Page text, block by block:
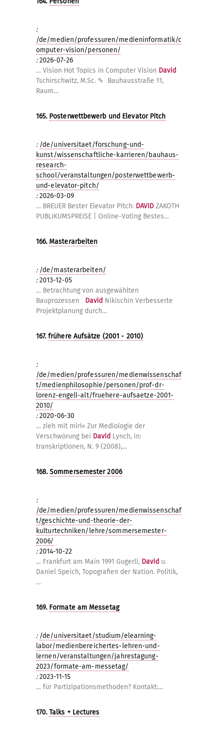
:
/de/medien/professuren/medieninformatik/c
omputer-vision/personen/
:2026-07-26
… Vision Hot Topics in Computer Vision David
Tschirschwitz, M.Sc. ✎ Bauhausstraße 11,
Raum…
165. Posterwettbewerb und Elevator Pitch
: /de/universitaet/forschung-und-
kunst/wissenschaftliche-karrieren/bauhaus-
research-
school/veranstaltungen/posterwettbewerb-
und-elevator-pitch/
:2026-03-09
… BREUER Bester Elevator Pitch: DAVID ZAKOTH
PUBLIKUMSPREISE | Online-Voting Bestes…
166. Masterarbeiten
: /de/masterarbeiten/
:2013-12-05
… Betrachtung von ausgewählten
Bauprozessen David Nikischin Verbesserte
Projektplanung durch…
167. frühere Aufsätze (2001 - 2010)
:
/de/medien/professuren/medienwissenschaf
t/medienphilosophie/personen/prof-dr-
lorenz-engell-alt/fruehere-aufsaetze-2001-
2010/
:2020-06-30
… zieh mit mir!« Zur Mediologie der
Verschwörung bei David Lynch, in:
transkriptionen, N. 9 (2008),…
168. Sommersemester 2006
:
/de/medien/professuren/medienwissenschaf
t/geschichte-und-theorie-der-
kulturtechniken/lehre/sommersemester-
2006/
:2014-10-22
… Frankfurt am Main 1991 Gugerli, David u.
Daniel Speich, Topografien der Nation. Politik,
…
169. Formate am Messetag
: /de/universitaet/studium/elearning-
labor/medienbereichertes-lehren-und-
lernen/veranstaltungen/jahrestagung-
2023/formate-am-messetag/
:2023-11-15
… für Partizipationsmethoden? Kontakt:…
170. Talks + Lectures